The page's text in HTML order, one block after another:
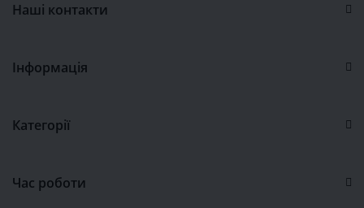
Наші контакти
Інформація
Категорії
Час роботи